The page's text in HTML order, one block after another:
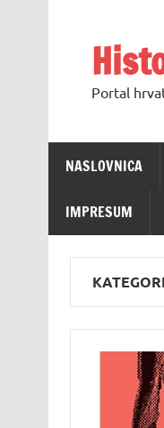
Portal
NASLOVNICA
IMPRESUM